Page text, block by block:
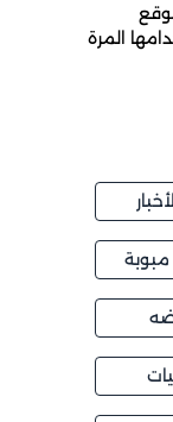
المرة
مبوبة